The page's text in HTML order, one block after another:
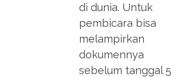
di dunia. Untuk
pembicara bisa
melampirkan
dokumennya
sebelum tanggal 5